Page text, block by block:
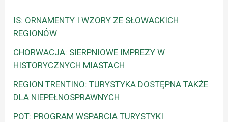
IS: ORNAMENTY I WZORY ZE SŁOWACKICH
REGIONÓW
CHORWACJA: SIERPNIOWE IMPREZY W
HISTORYCZNYCH MIASTACH
REGION TRENTINO: TURYSTYKA DOSTĘPNA TAKŻE
DLA NIEPEŁNOSPRAWNYCH
POT: PROGRAM WSPARCIA TURYSTYKI